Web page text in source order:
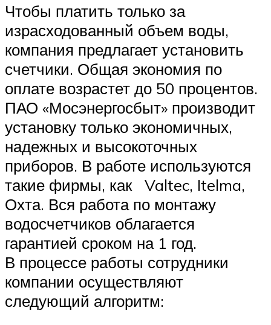
Чтобы платить только за
израсходованный объем воды,
компания предлагает установить
счетчики. Общая экономия по
оплате возрастет до 50 процентов.
ПАО «Мосэнергосбыт» производит
установку только экономичных,
надежных и высокоточных
приборов. В работе используются
такие фирмы, как Valtec, Itelma,
Охта. Вся работа по монтажу
водосчетчиков облагается
гарантией сроком на 1 год.
В процессе работы сотрудники
компании осуществляют
следующий алгоритм: